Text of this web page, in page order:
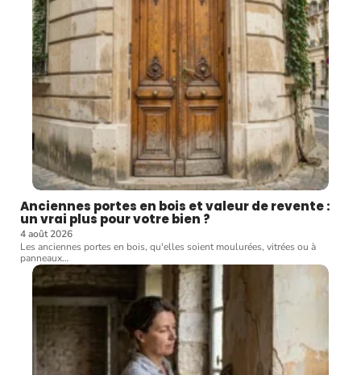
Anciennes portes en bois et valeur de revente :
un vrai plus pour votre bien ?
4 août 2026
Les anciennes portes en bois, qu'elles soient moulurées, vitrées ou à
panneaux…